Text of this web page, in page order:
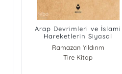
Arap Devrimleri ve İslami
Hareketlerin Siyasal
Dönüşümü
Ramazan Yıldırım
Tire Kitap